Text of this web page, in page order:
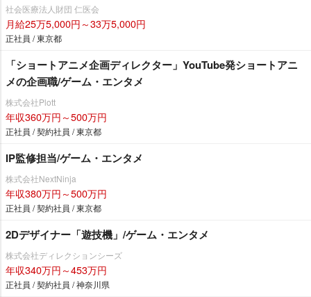
社会医療法人財団 仁医会
月給25万5,000円～33万5,000円
正社員 / 東京都
「ショートアニメ企画ディレクター」YouTube発ショートアニ
メの企画職/ゲーム・エンタメ
株式会社Plott
年収360万円～500万円
正社員 / 契約社員 / 東京都
IP監修担当/ゲーム・エンタメ
株式会社NextNinja
年収380万円～500万円
正社員 / 契約社員 / 東京都
2Dデザイナー「遊技機」/ゲーム・エンタメ
株式会社ディレクションシーズ
年収340万円～453万円
正社員 / 契約社員 / 神奈川県